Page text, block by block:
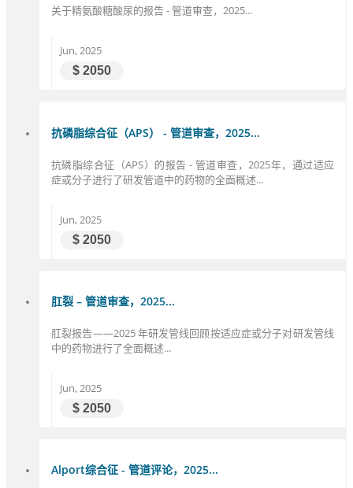
关于精氨酸糖酸尿的报告 - 管道审查，2025...
Jun, 2025
$ 2050
抗磷脂综合征（APS） - 管道审查，2025...
抗磷脂综合征（APS）的报告 - 管道审查，2025年，通过适应
症或分子进行了研发管道中的药物的全面概述...
Jun, 2025
$ 2050
肛裂 – 管道审查，2025...
肛裂报告——2025 年研发管线回顾按适应症或分子对研发管线
中的药物进行了全面概述...
Jun, 2025
$ 2050
Alport综合征 - 管道评论，2025...